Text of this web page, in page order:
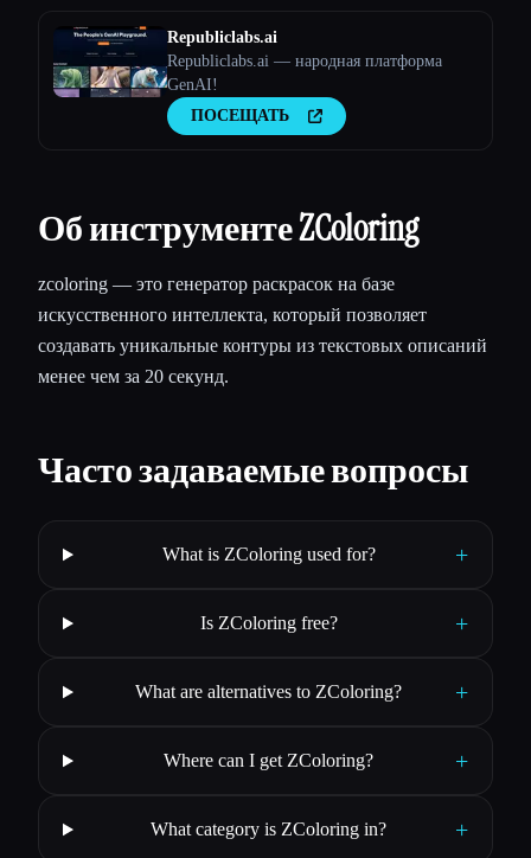
Republiclabs.ai
Republiclabs.ai — народная платформа
GenAI!
ПОСЕЩАТЬ
Об инструменте ZColoring
zcoloring — это генератор раскрасок на базе
искусственного интеллекта, который позволяет
создавать уникальные контуры из текстовых описаний
менее чем за 20 секунд.
Часто задаваемые вопросы
What is ZColoring used for? +
Is ZColoring free? +
What are alternatives to ZColoring? +
Where can I get ZColoring? +
What category is ZColoring in? +